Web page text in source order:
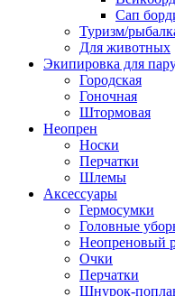
Сап
Туризм/
Для животных
Экипировка для
Городская
Гоночная
Штормовая
Неопрен
Носки
Перчатки
Шлемы
Аксессуары
Гермосумки
Головные
Неопреновый
Очки
Перчатки
Шнурок-